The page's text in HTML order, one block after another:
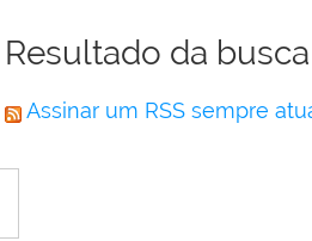
Resultado da busca
Assinar um RSS sempre